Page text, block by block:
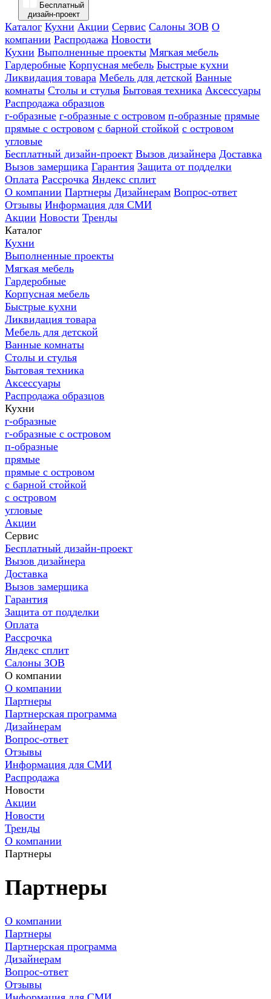
Бесплатный
дизайн-проект
Каталог Кухни Акции Сервис Салоны ЗОВ О
компании Распродажа Новости
Кухни Выполненные проекты Мягкая мебель
Гардеробные Корпусная мебель Быстрые кухни
Ликвидация товара Мебель для детской Ванные
комнаты Столы и стулья Бытовая техника Аксессуары
Распродажа образцов
г-образные г-образные с островом п-образные прямые
прямые с островом с барной стойкой с островом
угловые
Бесплатный дизайн-проект Вызов дизайнера Доставка
Вызов замерщика Гарантия Защита от подделки
Оплата Рассрочка Яндекс сплит
О компании Партнеры Дизайнерам Вопрос-ответ
Отзывы Информация для СМИ
Акции Новости Тренды
Каталог
Кухни
Выполненные проекты
Мягкая мебель
Гардеробные
Корпусная мебель
Быстрые кухни
Ликвидация товара
Мебель для детской
Ванные комнаты
Столы и стулья
Бытовая техника
Аксессуары
Распродажа образцов
Кухни
г-образные
г-образные с островом
п-образные
прямые
прямые с островом
с барной стойкой
с островом
угловые
Акции
Сервис
Бесплатный дизайн-проект
Вызов дизайнера
Доставка
Вызов замерщика
Гарантия
Защита от подделки
Оплата
Рассрочка
Яндекс сплит
Салоны ЗОВ
О компании
О компании
Партнеры
Партнерская программа
Дизайнерам
Вопрос-ответ
Отзывы
Информация для СМИ
Распродажа
Новости
Акции
Новости
Тренды
О компании
Партнеры
Партнеры
О компании
Партнеры
Партнерская программа
Дизайнерам
Вопрос-ответ
Отзывы